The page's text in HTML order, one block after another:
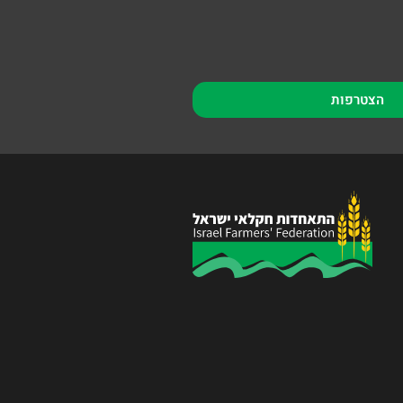
הצטרפות